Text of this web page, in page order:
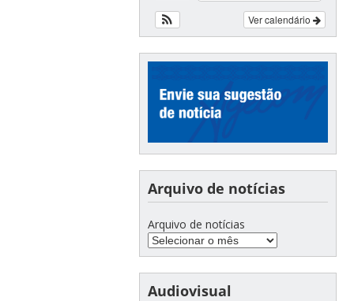
Ver calendário
Arquivo de notícias
Arquivo de notícias
Audiovisual